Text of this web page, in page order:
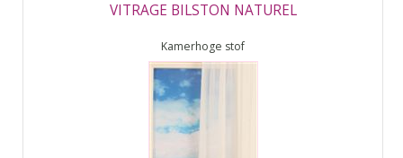
VITRAGE BILSTON NATUREL
Kamerhoge stof